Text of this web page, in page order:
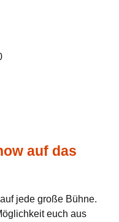
auf das
jede große Bühne.
euch aus